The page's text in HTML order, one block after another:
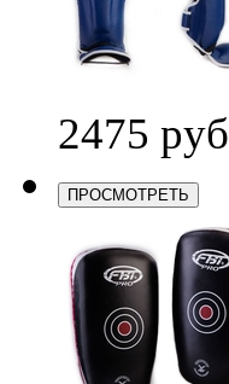
2475 руб
ПРОСМОТРЕТЬ